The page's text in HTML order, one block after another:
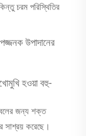
চরম পরিস্থিতির
উপাদানের
হওয়া বহু-
জন্য শক্ত
সাশ্রয় করেছে।